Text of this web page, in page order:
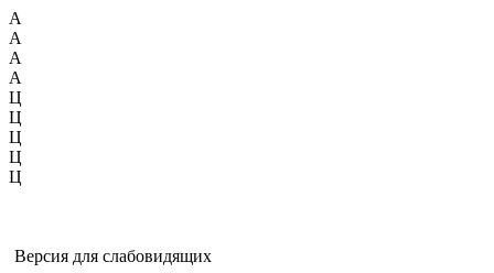
А
А
А
А
Ц
Ц
Ц
Ц
Ц
Версия для слабовидящих